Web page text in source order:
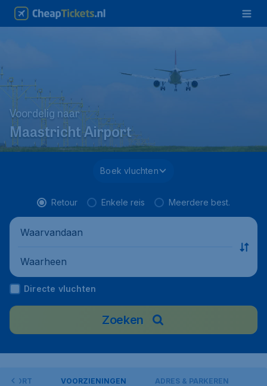
Voordelig naar
Maastricht Airport
Boek vluchten
Retour Enkele reis Meerdere best.
Waarvandaan
Waarheen
Directe vluchten
Zoeken
VOORZIENINGEN ADRES & PARKEREN